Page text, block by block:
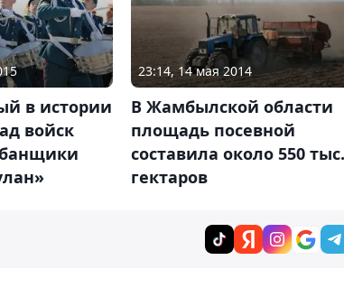
в истории
войск
23:14, 14 мая 2014
В Жамбылской области
площадь посевной
составила около 550 тыс.
гектаров